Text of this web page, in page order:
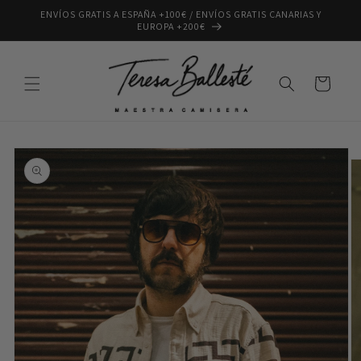
directamente
ENVÍOS GRATIS A ESPAÑA +100€ / ENVÍOS GRATIS CANARIAS Y
EUROPA +200€
Carrito
directamente
a la
información
del producto